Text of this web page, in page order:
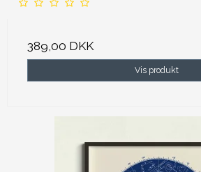
389,00 DKK
Vis produkt